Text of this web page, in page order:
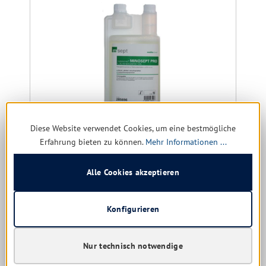
msept Minosept Pro Flächendesinfektion
1 ltr. | 5 ltr.
Diese Website verwendet Cookies, um eine bestmögliche
Erfahrung bieten zu können. Mehr Informationen ...
Nur technisch notwendige
Konfigurieren
Alle Cookies akzeptieren